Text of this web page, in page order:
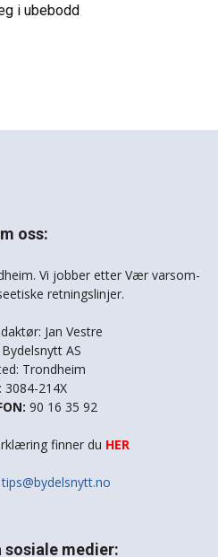
i ubebodd
oss:
Vi jobber etter Vær varsom-
retningslinjer.
Jan Vestre
AS
Trondheim
3084-214X
90 16 35 92
finner du HER
tips@bydelsnytt.no
sosiale medier: